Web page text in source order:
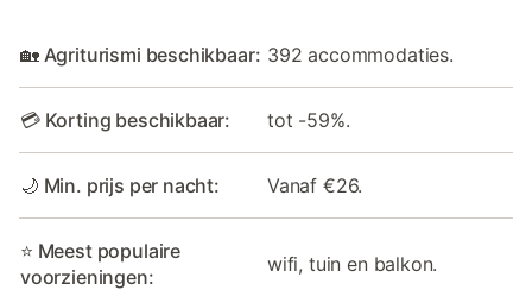
🏡 Agriturismi beschikbaar: 392 accommodaties.
💳 Korting beschikbaar: tot -59%.
🌙 Min. prijs per nacht: Vanaf €26.
⭐ Meest populaire
voorzieningen:
wifi, tuin en balkon.